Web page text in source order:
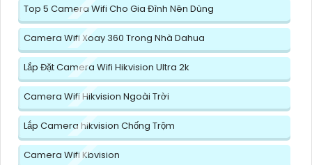
Top 5 Camera Wifi Cho Gia Đình Nên Dùng
Camera Wifi Xoay 360 Trong Nhà Dahua
Lắp Đặt Camera Wifi Hikvision Ultra 2k
Camera Wifi Hikvision Ngoài Trời
Lắp Camera hikvision Chống Trộm
Camera Wifi Kbvision